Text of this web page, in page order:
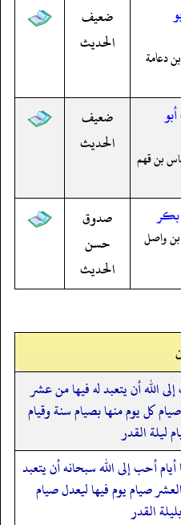
دعامة
ضعيف
الحديث
بن قهم
ضعيف
الحديث
بكر
واصل
صدوق
حسن
الحديث
الله أن يتعبد له فيها من عشر
كل يوم منها بصيام سنة وقيام
ليلة القدر
أيام أحب إلى الله سبحانه أن يتعبد
صيام يوم فيها ليعدل صيام
القدر